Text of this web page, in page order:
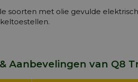
soorten met olie gevulde
Aanbevelingen van Q8